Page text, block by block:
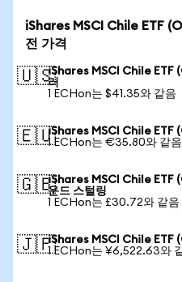
iShares MSCI Chile ETF
전 가격
🇺🇸iShares MSCI Chile ETF
러
1 ECHon는 $41.35와 같음
🇪🇺iShares MSCI Chile ETF
1 ECHon는 €35.80와 같음
🇬🇧iShares MSCI Chile ETF
운드 스털링
1 ECHon는 £30.72와 같음
🇯🇵iShares MSCI Chile ETF
1 ECHon는 ¥6,522.63와